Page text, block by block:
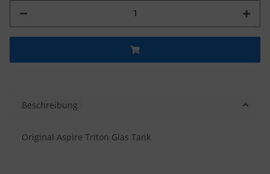
Beschreibung
Original Aspire Triton Glas Tank